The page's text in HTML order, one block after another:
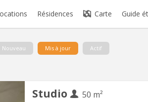
Résidences Carte Guide
Nouveau Mis à jour Actif
Studio
50 m²